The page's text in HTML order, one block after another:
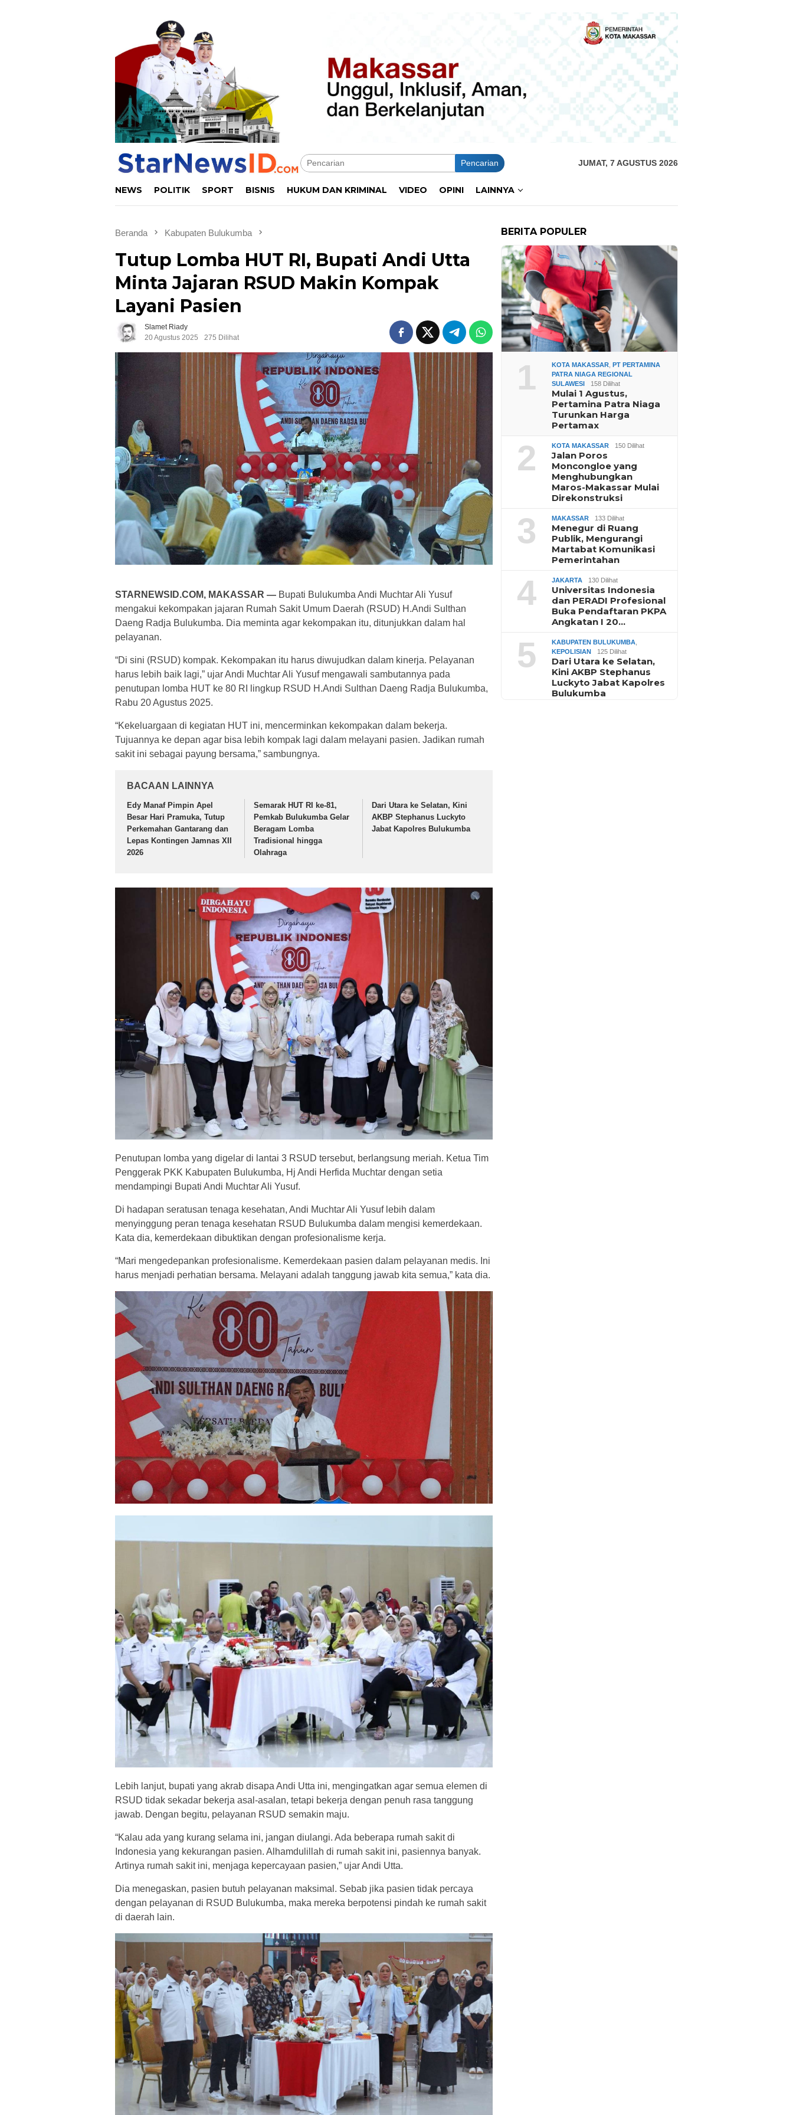
Pencarian JUMAT, 7 AGUSTUS 2026
NEWS POLITIK SPORT BISNIS HUKUM DAN KRIMINAL VIDEO OPINI LAINNYA
Beranda Kabupaten Bulukumba
Tutup Lomba HUT RI, Bupati Andi Utta
Minta Jajaran RSUD Makin Kompak
Layani Pasien
Slamet Riady
20 Agustus 2025
275 Dilihat
STARNEWSID.COM, MAKASSAR — Bupati Bulukumba Andi Muchtar Ali Yusuf
mengakui kekompakan jajaran Rumah Sakit Umum Daerah (RSUD) H.Andi Sulthan
Daeng Radja Bulukumba. Dia meminta agar kekompakan itu, ditunjukkan dalam hal
pelayanan.
“Di sini (RSUD) kompak. Kekompakan itu harus diwujudkan dalam kinerja. Pelayanan
harus lebih baik lagi,” ujar Andi Muchtar Ali Yusuf mengawali sambutannya pada
penutupan lomba HUT ke 80 RI lingkup RSUD H.Andi Sulthan Daeng Radja Bulukumba,
Rabu 20 Agustus 2025.
“Kekeluargaan di kegiatan HUT ini, mencerminkan kekompakan dalam bekerja.
Tujuannya ke depan agar bisa lebih kompak lagi dalam melayani pasien. Jadikan rumah
sakit ini sebagai payung bersama,” sambungnya.
BACAAN LAINNYA
Edy Manaf Pimpin Apel
Besar Hari Pramuka, Tutup
Perkemahan Gantarang dan
Lepas Kontingen Jamnas XII
2026
Semarak HUT RI ke-81,
Pemkab Bulukumba Gelar
Beragam Lomba
Tradisional hingga
Olahraga
Dari Utara ke Selatan, Kini
AKBP Stephanus Luckyto
Jabat Kapolres Bulukumba
Penutupan lomba yang digelar di lantai 3 RSUD tersebut, berlangsung meriah. Ketua Tim
Penggerak PKK Kabupaten Bulukumba, Hj Andi Herfida Muchtar dengan setia
mendampingi Bupati Andi Muchtar Ali Yusuf.
Di hadapan seratusan tenaga kesehatan, Andi Muchtar Ali Yusuf lebih dalam
menyinggung peran tenaga kesehatan RSUD Bulukumba dalam mengisi kemerdekaan.
Kata dia, kemerdekaan dibuktikan dengan profesionalisme kerja.
“Mari mengedepankan profesionalisme. Kemerdekaan pasien dalam pelayanan medis. Ini
harus menjadi perhatian bersama. Melayani adalah tanggung jawab kita semua,” kata dia.
Lebih lanjut, bupati yang akrab disapa Andi Utta ini, mengingatkan agar semua elemen di
RSUD tidak sekadar bekerja asal-asalan, tetapi bekerja dengan penuh rasa tanggung
jawab. Dengan begitu, pelayanan RSUD semakin maju.
“Kalau ada yang kurang selama ini, jangan diulangi. Ada beberapa rumah sakit di
Indonesia yang kekurangan pasien. Alhamdulillah di rumah sakit ini, pasiennya banyak.
Artinya rumah sakit ini, menjaga kepercayaan pasien,” ujar Andi Utta.
Dia menegaskan, pasien butuh pelayanan maksimal. Sebab jika pasien tidak percaya
dengan pelayanan di RSUD Bulukumba, maka mereka berpotensi pindah ke rumah sakit
di daerah lain.
BERITA POPULER
1 KOTA MAKASSAR ,PT PERTAMINA
PATRA NIAGA REGIONAL
SULAWESI
158 Dilihat
Mulai 1 Agustus,
Pertamina Patra Niaga
Turunkan Harga
Pertamax
2 KOTA MAKASSAR 150 Dilihat
Jalan Poros
Moncongloe yang
Menghubungkan
Maros-Makassar Mulai
Direkonstruksi
3 MAKASSAR 133 Dilihat
Menegur di Ruang
Publik, Mengurangi
Martabat Komunikasi
Pemerintahan
4 JAKARTA 130 Dilihat
Universitas Indonesia
dan PERADI Profesional
Buka Pendaftaran PKPA
Angkatan I 20…
5 KABUPATEN BULUKUMBA
KEPOLISIAN
125 Dilihat
Dari Utara ke Selatan,
Kini AKBP Stephanus
Luckyto Jabat Kapolres
Bulukumba